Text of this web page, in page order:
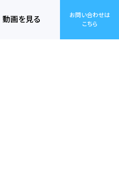
動画を見る
お問い合わせは
こちら